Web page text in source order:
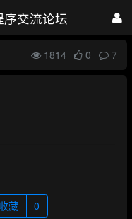
交流论坛
1814 0 7
收藏 0